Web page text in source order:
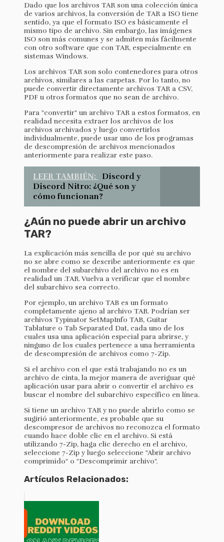
Dado que los archivos TAR son una colección única
de varios archivos, la conversión de TAR a ISO tiene
sentido, ya que el formato ISO es básicamente el
mismo tipo de archivo. Sin embargo, las imágenes
ISO son más comunes y se admiten más fácilmente
con otro software que con TAR, especialmente en
sistemas Windows.
Los archivos TAR son solo contenedores para otros
archivos, similares a las carpetas. Por lo tanto, no
puede convertir directamente archivos TAR a CSV,
PDF u otros formatos que no sean de archivo.
Para "convertir" un archivo TAR a estos formatos, en
realidad necesita extraer los archivos de los
archivos archivados y luego convertirlos
individualmente, puede usar uno de los programas
de descompresión de archivos mencionados
anteriormente para realizar este paso.
LEER TAMBIÉN:
Discord y
Discord Nitro: ¿Qué son y
cómo funcionan?
¿Aún no puede abrir un archivo
TAR?
La explicación más sencilla de por qué su archivo
no se abre como se describe anteriormente es que
el nombre del subarchivo del archivo no es en
realidad un .TAR. Vuelva a verificar que el nombre
del subarchivo sea correcto.
Por ejemplo, un archivo TAB es un formato
completamente ajeno al archivo TAR. Podrían ser
archivos Typinator SetMapInfo TAB, Guitar
Tablature o Tab Separated Dat, cada uno de los
cuales usa una aplicación especial para abrirse, y
ninguno de los cuales pertenece a una herramienta
de descompresión de archivos como 7-Zip.
Si el archivo con el que está trabajando no es un
archivo de cinta, la mejor manera de averiguar qué
aplicación usar para abrir o convertir el archivo es
buscar el nombre del subarchivo específico en línea.
Si tiene un archivo TAR y no puede abrirlo como se
sugirió anteriormente, es probable que su
descompresor de archivos no reconozca el formato
cuando hace doble clic en el archivo. Si está
utilizando 7-Zip, haga clic derecho en el archivo,
seleccione 7-Zip y luego seleccione "Abrir archivo
comprimido" o "Descomprimir archivo".
Artículos Relacionados: